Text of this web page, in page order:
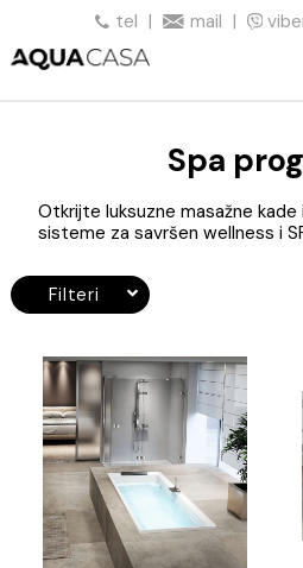
tel | mail |
Spa
Otkrijte luksuzne masažne